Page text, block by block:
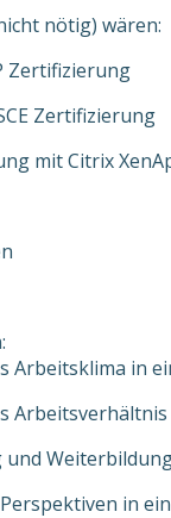
nötig) wären:
Zertifizierung
Zertifizierung
mit Citrix
Arbeitsklima in
Arbeitsverhältnis
und
in